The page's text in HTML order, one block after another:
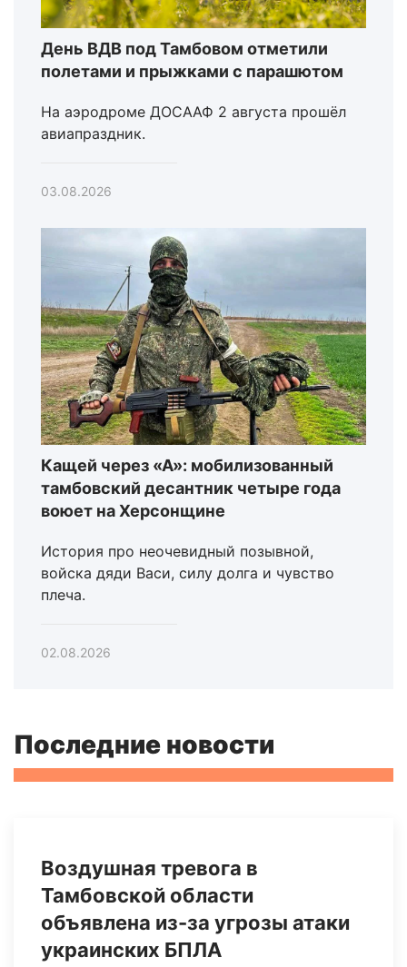
День ВДВ под Тамбовом отметили
полетами и прыжками с парашютом
На аэродроме ДОСААФ 2 августа прошёл
авиапраздник.
03.08.2026
Кащей через «А»: мобилизованный
тамбовский десантник четыре года
воюет на Херсонщине
История про неочевидный позывной,
войска дяди Васи, силу долга и чувство
плеча.
02.08.2026
Последние новости
Воздушная тревога в
Тамбовской области
объявлена из-за угрозы атаки
украинских БПЛА